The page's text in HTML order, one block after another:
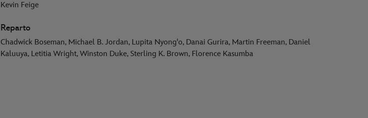
Kevin Feige
Reparto
Chadwick Boseman, Michael B. Jordan, Lupita Nyong'o, Danai Gurira, Martin Freeman, Daniel
Kaluuya, Letitia Wright, Winston Duke, Sterling K. Brown, Florence Kasumba